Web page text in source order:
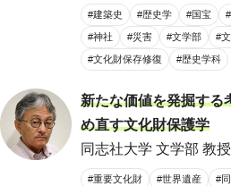
#建築史 #歴史学 #国宝
#神社 #災害 #文学部 #
#文化財保存修復 #歴史学科
新たな価値を発掘する
め直す文化財保護学
同志社大学 文学部 教
#重要文化財 #世界遺産 #